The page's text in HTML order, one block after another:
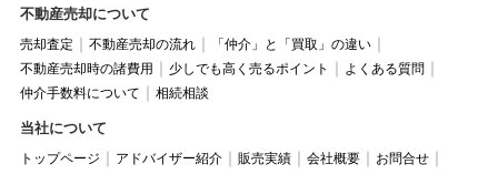
不動産売却について
売却査定 不動産売却の流れ
「仲介」と「買取」の違い
不動産売却時の諸費用
少しでも高く売るポイント
よくある質問
仲介手数料について
相続相談
当社について
トップページ アドバイザー紹介 販売実績 会社概要
お問合せ